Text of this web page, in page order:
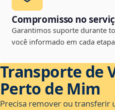
Compromisso no
Garantimos suporte durante
você informado em cada
Transporte de
Perto de Mim
Precisa remover ou transferir